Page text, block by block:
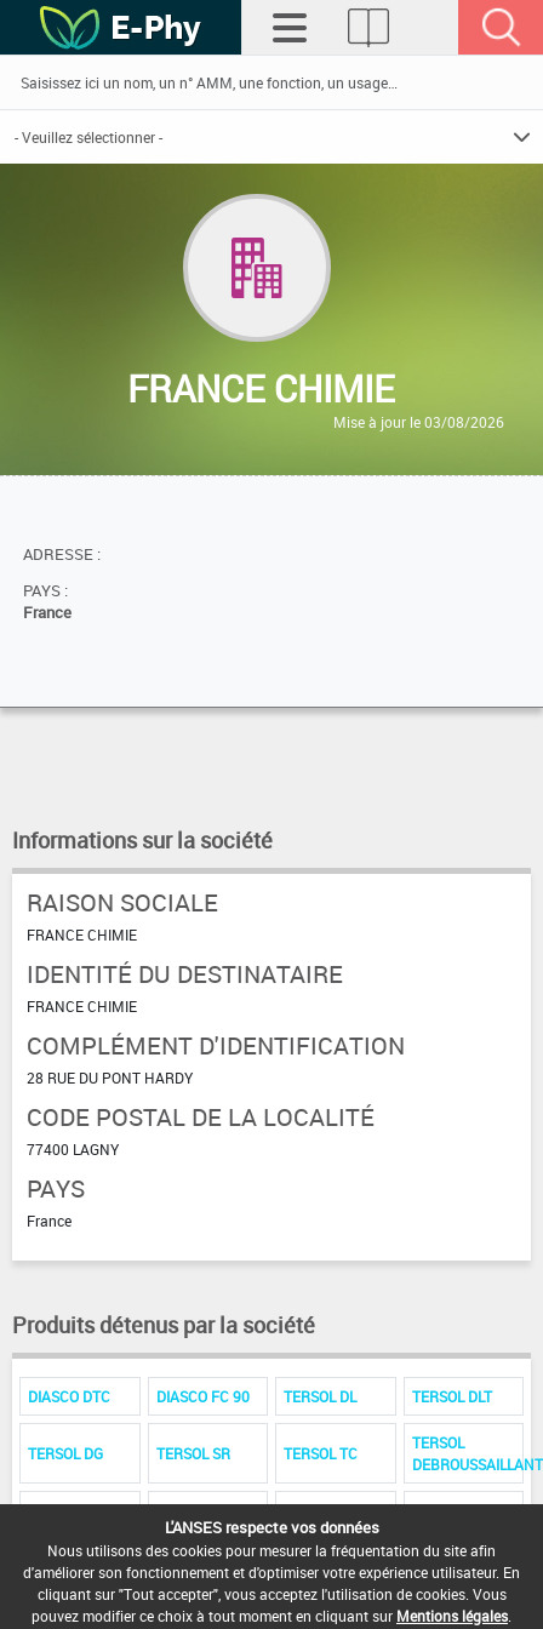
FRANCE CHIMIE
Mise à jour le 03/08/2026
ADRESSE :
PAYS :
France
Informations sur la société
RAISON SOCIALE
FRANCE CHIMIE
IDENTITÉ DU DESTINATAIRE
FRANCE CHIMIE
COMPLÉMENT D'IDENTIFICATION
28 RUE DU PONT HARDY
CODE POSTAL DE LA LOCALITÉ
77400 LAGNY
PAYS
France
Produits détenus par la société
DIASCO DTC DIASCO FC 90 TERSOL DL TERSOL DLT
TERSOL DG TERSOL SR TERSOL TC
TERSOL
DEBROUSSAILLANT
TERSOL LHF TERSOL C M P TERSOL ADS TERSOL DAB
TERSOL DG3
L'ANSES respecte vos données
Nous utilisons des cookies pour mesurer la fréquentation du site afin
d'améliorer son fonctionnement et d'optimiser votre expérience utilisateur. En
cliquant sur "Tout accepter", vous acceptez l'utilisation de cookies. Vous
pouvez modifier ce choix à tout moment en cliquant sur Mentions légales